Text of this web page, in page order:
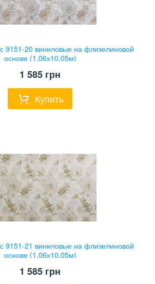
9151-20 виниловые на флизелиновой
основе (1,06х10,05м)
1 585 грн
Купить
9151-21 виниловые на флизелиновой
основе (1,06х10,05м)
1 585 грн